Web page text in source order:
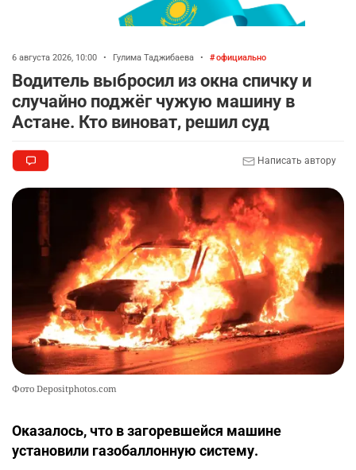
6 августа 2026, 10:00 • Гулима Таджибаева • официально
Водитель выбросил из окна спичку и
случайно поджёг чужую машину в
Астане. Кто виноват, решил суд
Написать автору
Фото Depositphotos.com
Оказалось, что в загоревшейся машине
установили газобаллонную систему.